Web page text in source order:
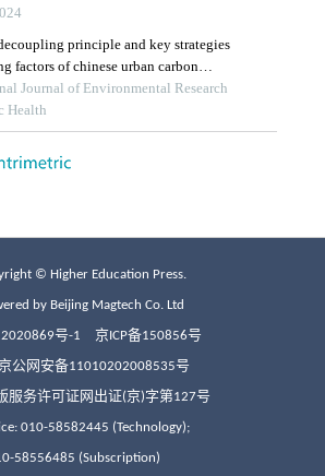
© Higher Education Press.
by Beijing Magtech Co. Ltd
号-1 京ICP备150856号
公网安备11010202008535号
服务许可证网出证(京)字第127号
010-58582445 (Technology);
58556485 (Subscription)